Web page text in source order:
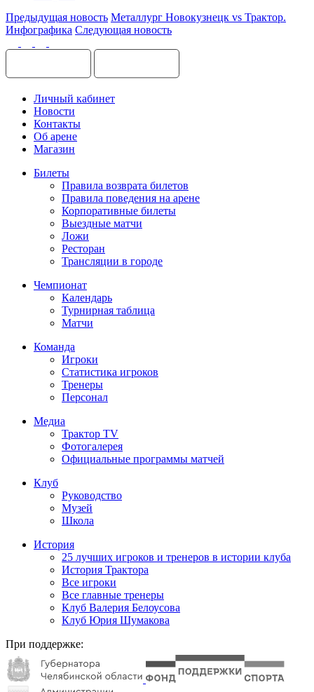
Предыдущая новость Металлург Новокузнецк vs Трактор.
Инфографика Следующая новость
Личный кабинет
Новости
Контакты
Об арене
Магазин
Билеты
Правила возврата билетов
Правила поведения на арене
Корпоративные билеты
Выездные матчи
Ложи
Ресторан
Трансляции в городе
Чемпионат
Календарь
Турнирная таблица
Матчи
Команда
Игроки
Статистика игроков
Тренеры
Персонал
Медиа
Трактор TV
Фотогалерея
Официальные программы матчей
Клуб
Руководство
Музей
Школа
История
25 лучших игроков и тренеров в истории клуба
История Трактора
Все игроки
Все главные тренеры
Клуб Валерия Белоусова
Клуб Юрия Шумакова
При поддержке: